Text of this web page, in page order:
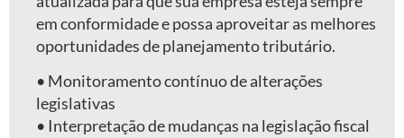
em conformidade e possa aproveitar as melhores
oportunidades de planejamento tributário.
•⁠ ⁠Monitoramento contínuo de alterações
legislativas
•⁠ ⁠Interpretação de mudanças na legislação fiscal